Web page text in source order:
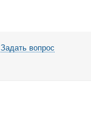
Задать вопрос